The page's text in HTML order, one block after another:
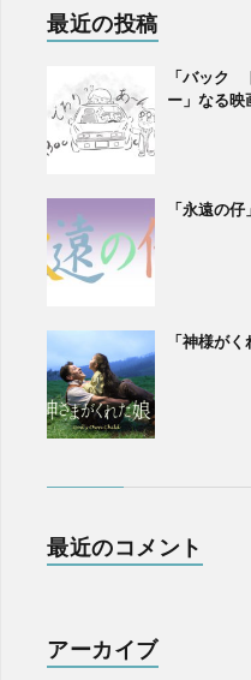
最近の投稿
「バック
ー」なる映
「永遠の
「神様が
最近のコメント
アーカイブ